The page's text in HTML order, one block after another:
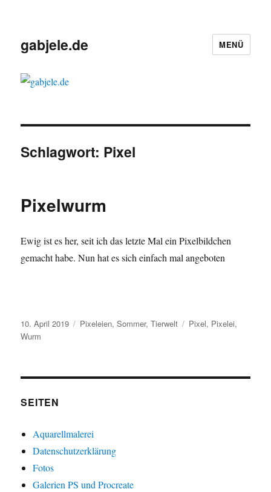
gabjele.de MENÜ
Schlagwort: Pixel
Pixelwurm
Ewig ist es her, seit ich das letzte Mal ein Pixelbildchen
gemacht habe. Nun hat es sich einfach mal angeboten
Veröffentlicht
am
10. April 2019 Kategorien
Pixeleien,Sommer,Tierwelt Schlagwörter
Pixel, Pixelei,
Wurm
SEITEN
Aquarellmalerei
Datenschutzerklärung
Fotos
Galerien PS und Procreate